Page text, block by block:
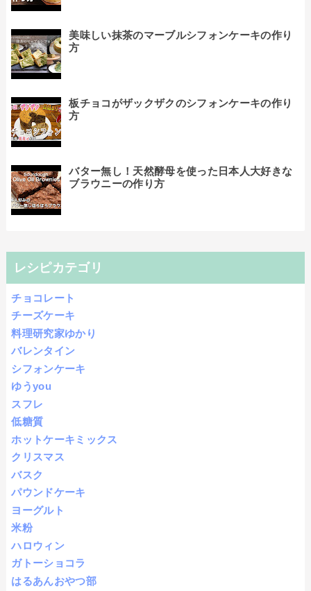
美味しい抹茶のマーブルシフォンケーキの作り
方
板チョコがザックザクのシフォンケーキの作り
方
バター無し！天然酵母を使った日本人大好きな
ブラウニーの作り方
レシピカテゴリ
チョコレート
チーズケーキ
料理研究家ゆかり
バレンタイン
シフォンケーキ
ゆうyou
スフレ
低糖質
ホットケーキミックス
クリスマス
バスク
パウンドケーキ
ヨーグルト
米粉
ハロウィン
ガトーショコラ
はるあんおやつ部